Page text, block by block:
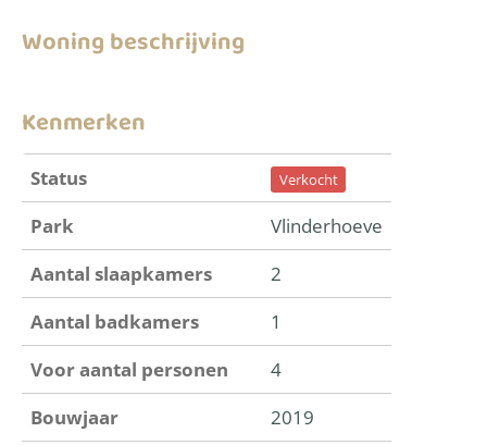
Woning beschrijving
Kenmerken
Status Verkocht
Park
Vlinderhoeve
Aantal slaapkamers
2
Aantal badkamers
1
Voor aantal personen
4
Bouwjaar
2019